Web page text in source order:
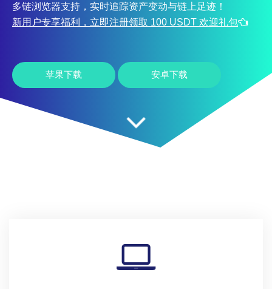
多链浏览器支持，实时追踪资产变动与链上足迹！
新用户专享福利，立即注册领取 100 USDT 欢迎礼包
苹果下载 安卓下载